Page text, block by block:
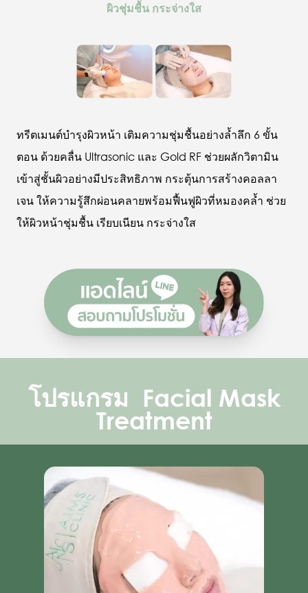
ผิวชุ่มชื้น กระจ่างใส
ทรีตเมนต์บำรุงผิวหน้า เติมความชุ่มชื้นอย่างล้ำลึก 6 ขั้น
ตอน ด้วยคลื่น Ultrasonic และ Gold RF ช่วยผลักวิตามิน
เข้าสู่ชั้นผิวอย่างมีประสิทธิภาพ กระตุ้นการสร้างคอลลา
เจน ให้ความรู้สึกผ่อนคลายพร้อมฟื้นฟูผิวที่หมองคล้ำ ช่วย
ให้ผิวหน้าชุ่มชื้น เรียบเนียน กระจ่างใส
โปรแกรม Facial Mask
Treatment